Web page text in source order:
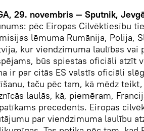
29. novembris — Sputnik,
pēc Eiropas Cilvēktiesību
lēmuma Rumānija, Polija,
kur viendzimuma laulības vai
būs spiestas oficiāli atzīt
ir par citās ES valstīs oficiāli
taču pēc tam, kā mēdz
laulās, kā, piemēram,
precedents. Eiropas
par viendzimuma laulību